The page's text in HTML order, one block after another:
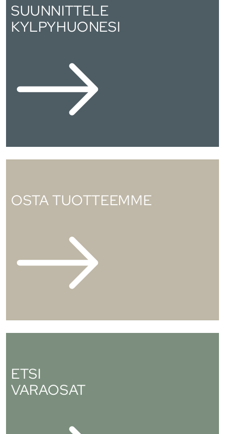
SUUNNITTELE
KYLPYHUONESI
OSTA TUOTTEEMME
ETSI
VARAOSAT